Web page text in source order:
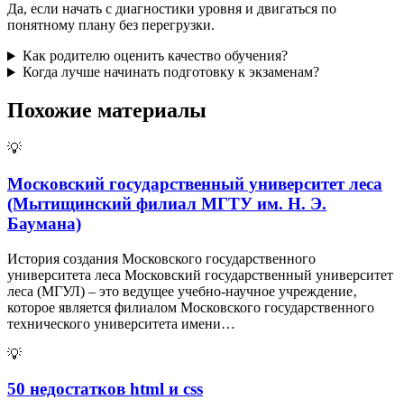
Да, если начать с диагностики уровня и двигаться по
понятному плану без перегрузки.
Как родителю оценить качество обучения?
Когда лучше начинать подготовку к экзаменам?
Похожие материалы
💡
Московский государственный университет леса
(Мытищинский филиал МГТУ им. Н. Э.
Баумана)
История создания Московского государственного
университета леса Московский государственный университет
леса (МГУЛ) – это ведущее учебно-научное учреждение‚
которое является филиалом Московского государственного
технического университета имени…
💡
50 недостатков html и css